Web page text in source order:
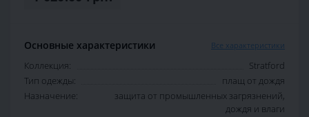
Основные характеристики Все характеристики
Коллекция:
Stratford
Тип одежды:
плащ от дождя
Назначение:
защита от промышленных загрязнений,
дождя и влаги